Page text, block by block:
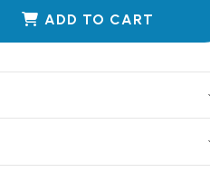
ADD TO CART